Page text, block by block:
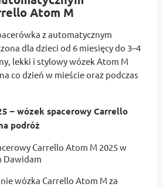
Atom M
z automatycznym
dla dzieci od 6 miesięcy do 3–4
lekki i stylowy wózek Atom M
co dzień w mieście oraz podczas
– wózek spacerowy Carrello
podróż
wózka Carrello Atom M za